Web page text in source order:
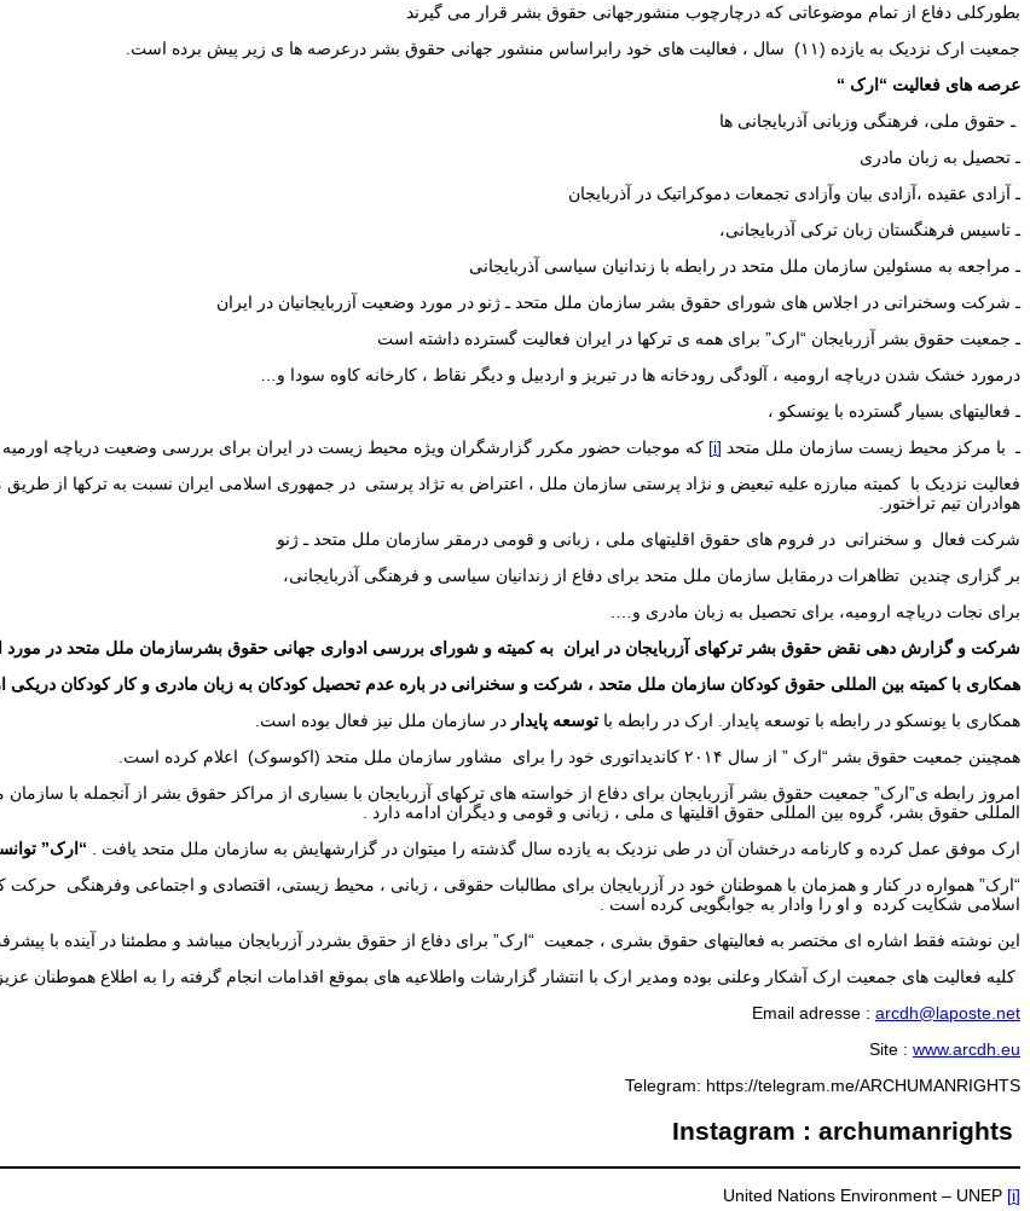
بطورکلی دفاع از تمام موضوعاتی که درچارچوب منشورجهانی حقوق بشر قرار می گیرند
جمعیت ارک نزدیک به یازده (۱۱) سال ، فعالیت های خود رابراساس منشور جهانی حقوق بشر درعرصه ها ی زیر پیش برده است.
عرصه های فعالیت “ارک “
ـ حقوق ملی، فرهنگی وزبانی آذربایجانی ها
ـ تحصیل به زبان مادری
ـ آزادی عقیده ،آزادی بیان وآزادی تجمعات دموکراتیک در آذربایجان
ـ تاسیس فرهنگستان زبان ترکی آذربایجانی،
ـ مراجعه به مسئولین سازمان ملل متحد در رابطه با زندانیان سیاسی آذربایجانی
ـ شرکت وسخنرانی در اجلاس های شورای حقوق بشر سازمان ملل متحد ـ ژنو در مورد وضعیت آزربایجانیان در ایران
ـ جمعیت حقوق بشر آزربایجان “ارک” برای همه ی ترکها در ایران فعالیت گسترده داشته است
درمورد خشک شدن دریاچه ارومیه ، آلودگی رودخانه ها در تبریز و اردبیل و دیگر نقاط ، کارخانه کاوه سودا و…
ـ فعالیتهای بسیار گسترده با یونسکو ،
ـ با مرکز محیط زیست سازمان ملل متحد [i]
که موجبات حضور مکرر گزارشگران ویژه محیط زیست در ایران برای بررسی وضعیت دریاچه اورمیه
فعالیت نزدیک با کمیته مبارزه علیه تبعیض و نژاد پرستی سازمان ملل ، اعتراض به تژاد پرستی در جمهوری اسلامی ایران نسبت به ترکها از طریق
هوادران تیم تراختور.
شرکت فعال و سخنرانی در فروم های حقوق اقلیتهای ملی ، زبانی و قومی درمقر سازمان ملل متحد ـ ژنو
بر گزاری چندین تظاهرات درمقابل سازمان ملل متحد برای دفاع از زندانیان سیاسی و فرهنگی آذربایجانی،
برای نجات دریاچه ارومیه، برای تحصیل به زبان مادری و….
شرکت و گزارش دهی نقض حقوق بشر ترکهای آزربایجان در ایران به کمیته و شورای بررسی ادواری جهانی حقوق بشرسازمان ملل متحد در مورد
همکاری با کمیته بین المللی حقوق کودکان سازمان ملل متحد ، شرکت و سخنرانی در باره عدم تحصیل کودکان به زبان مادری و کار کودکان دریکی
همکاری با یونسکو در رابطه با توسعه پایدار. ارک در رابطه با توسعه پایدار در سازمان ملل نیز فعال بوده است.
همچینن جمعیت حقوق بشر “ارک ” از سال ۲۰۱۴ کاندیداتوری خود را برای مشاور سازمان ملل متحد (اکوسوک) اعلام کرده است.
امروز رابطه ی”ارک” جمعیت حقوق بشر آزربایجان برای دفاع از خواسته های ترکهای آزربایجان با بسیاری از مراکز حقوق بشر از آنجمله با
المللی حقوق بشر، گروه بین المللی حقوق اقلیتها ی ملی ، زبانی و قومی و دیگران ادامه دارد .
ارک موفق عمل کرده و کارنامه درخشان آن در طی نزدیک به یازده سال گذشته را میتوان در گزارشهایش به سازمان ملل متحد یافت . “ارک”
“ارک” همواره در کنار و همزمان با هموطنان خود در آزربایجان برای مطالبات حقوقی ، زبانی ، محیط زیستی، اقتصادی و اجتماعی وفرهنگی
اسلامی شکایت کرده و او را وادار به جوابگویی کرده است .
این نوشته فقط اشاره ای مختصر به فعالیتهای حقوق بشری ، جمعیت “ارک” برای دفاع از حقوق بشردر آزربایجان میباشد و مطمئنا در آینده با
کلیه فعالیت های جمعیت ارک آشکار وعلنی بوده ومدیر ارک با انتشار گزارشات واطلاعیه های بموقع اقدامات انجام گرفته را به اطلاع هموطنان
Email adresse : arcdh@laposte.net
Site : www.arcdh.eu
Telegram: https://telegram.me/ARCHUMANRIGHTS
[i]